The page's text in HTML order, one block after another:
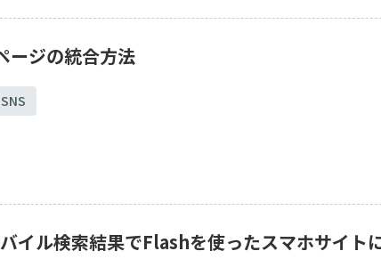
ージの統合方法
SNS
イル検索結果でFlashを使ったスマホサイト